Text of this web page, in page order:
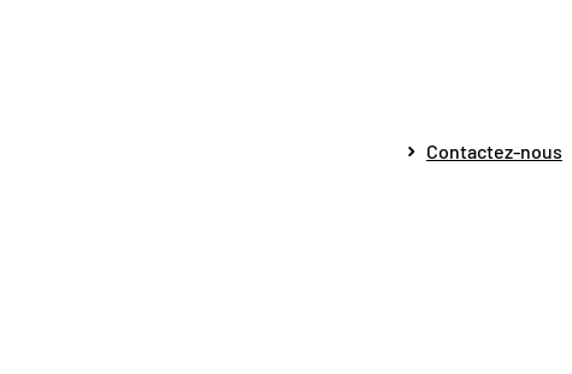
Contactez-nous